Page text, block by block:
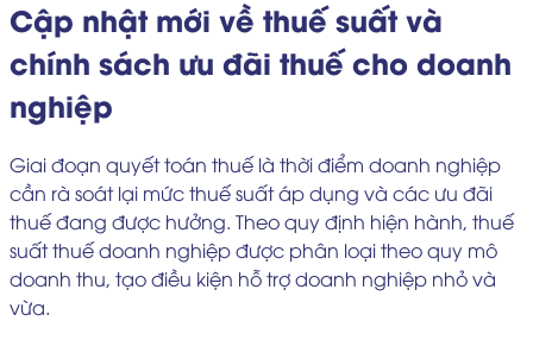
Cập nhật mới về thuế suất và
chính sách ưu đãi thuế cho doanh
nghiệp
Giai đoạn quyết toán thuế là thời điểm doanh nghiệp
cần rà soát lại mức thuế suất áp dụng và các ưu đãi
thuế đang được hưởng. Theo quy định hiện hành, thuế
suất thuế doanh nghiệp được phân loại theo quy mô
doanh thu, tạo điều kiện hỗ trợ doanh nghiệp nhỏ và
vừa.